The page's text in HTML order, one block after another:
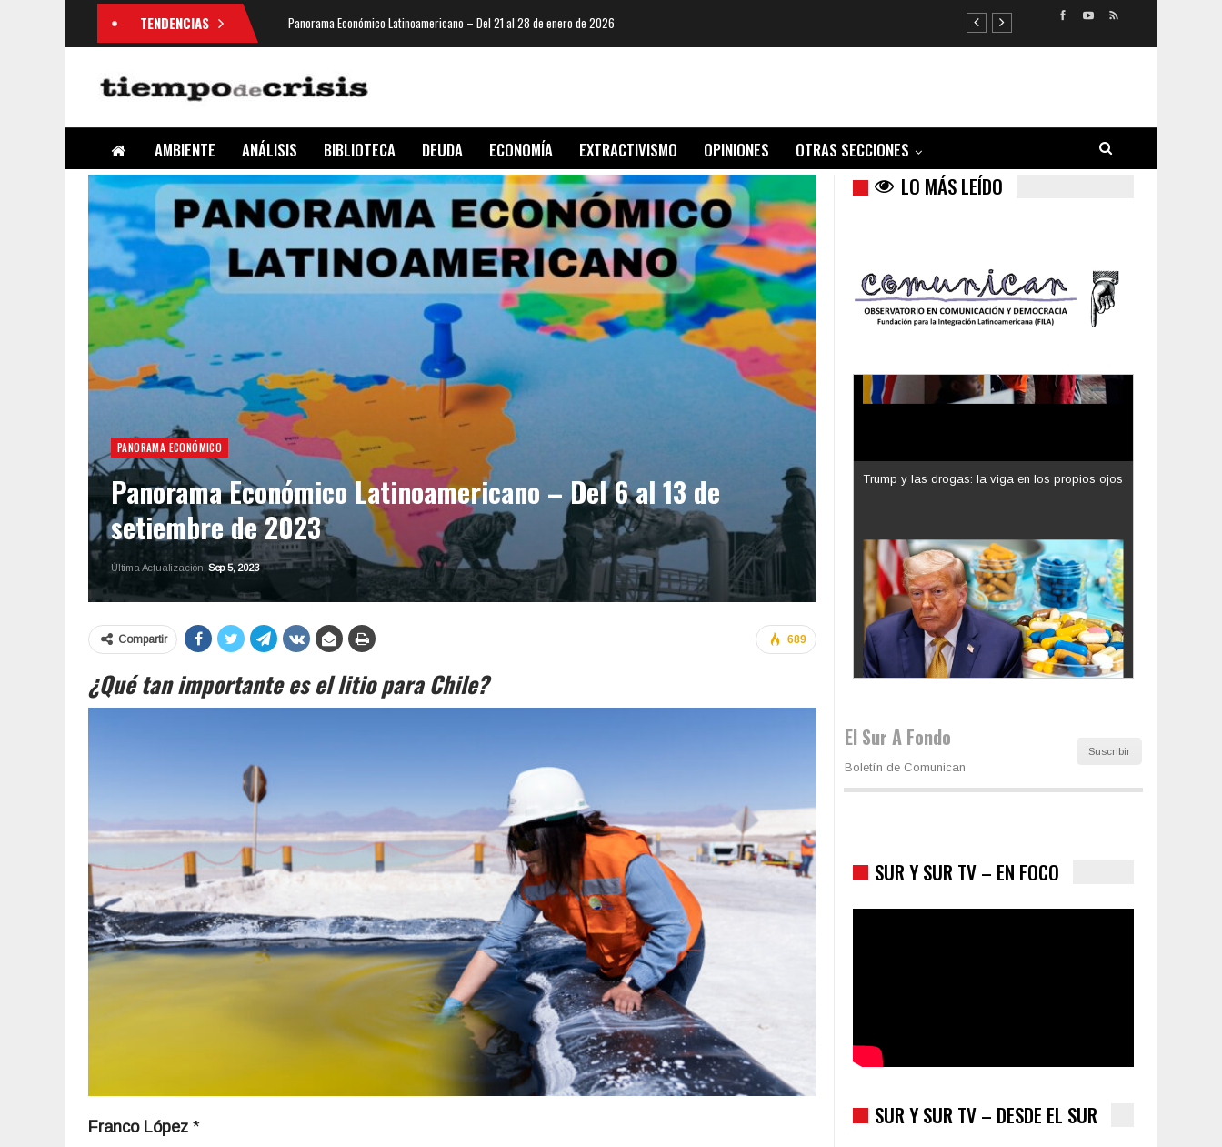
TENDENCIAS Panorama Económico Latinoamericano – Del 21 al 28 de enero de 2026
AMBIENTE ANÁLISIS BIBLIOTECA DEUDA ECONOMÍA EXTRACTIVISMO OPINIONES OTRAS SECCIONES
PANORAMA ECONÓMICO
Panorama Económico Latinoamericano – Del 6 al 13 de
setiembre de 2023
Última Actualización Sep 5, 2023
689
Compartir
¿Qué tan importante es el litio para Chile?
Franco López *
LO MÁS LEÍDO
Trump y las drogas: la viga en los propios ojos
Los latinos le van dando la espalda a Trump